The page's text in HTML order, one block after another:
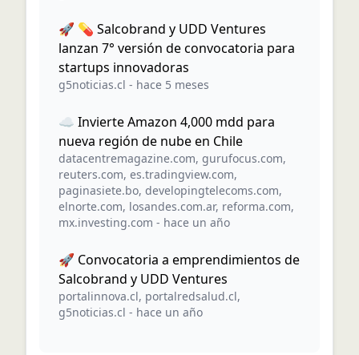
🚀 💊 Salcobrand y UDD Ventures
lanzan 7° versión de convocatoria para
startups innovadoras
g5noticias.cl - hace 5 meses
☁️ Invierte Amazon 4,000 mdd para
nueva región de nube en Chile
datacentremagazine.com, gurufocus.com,
reuters.com, es.tradingview.com,
paginasiete.bo, developingtelecoms.com,
elnorte.com, losandes.com.ar, reforma.com,
mx.investing.com - hace un año
🚀 Convocatoria a emprendimientos de
Salcobrand y UDD Ventures
portalinnova.cl, portalredsalud.cl,
g5noticias.cl - hace un año